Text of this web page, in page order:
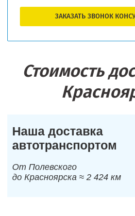
ЗАКАЗАТЬ ЗВОНОК
Стоимость
Наша доставка
автотранспортом
От Полевского
до Красноярска ≈ 2 424 км